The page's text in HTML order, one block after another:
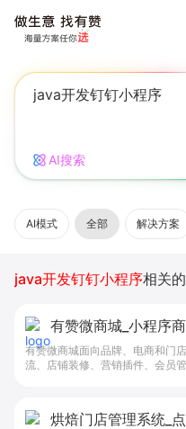
AI搜索
AI模式 全部 解决方案
java开发钉钉小程序相关
有赞微商城_小程序
购工具 - 做生意, 找
有赞微商城面向品牌、电商和门
流、店铺装修、营销插件、会员
烘焙门店管理系统_